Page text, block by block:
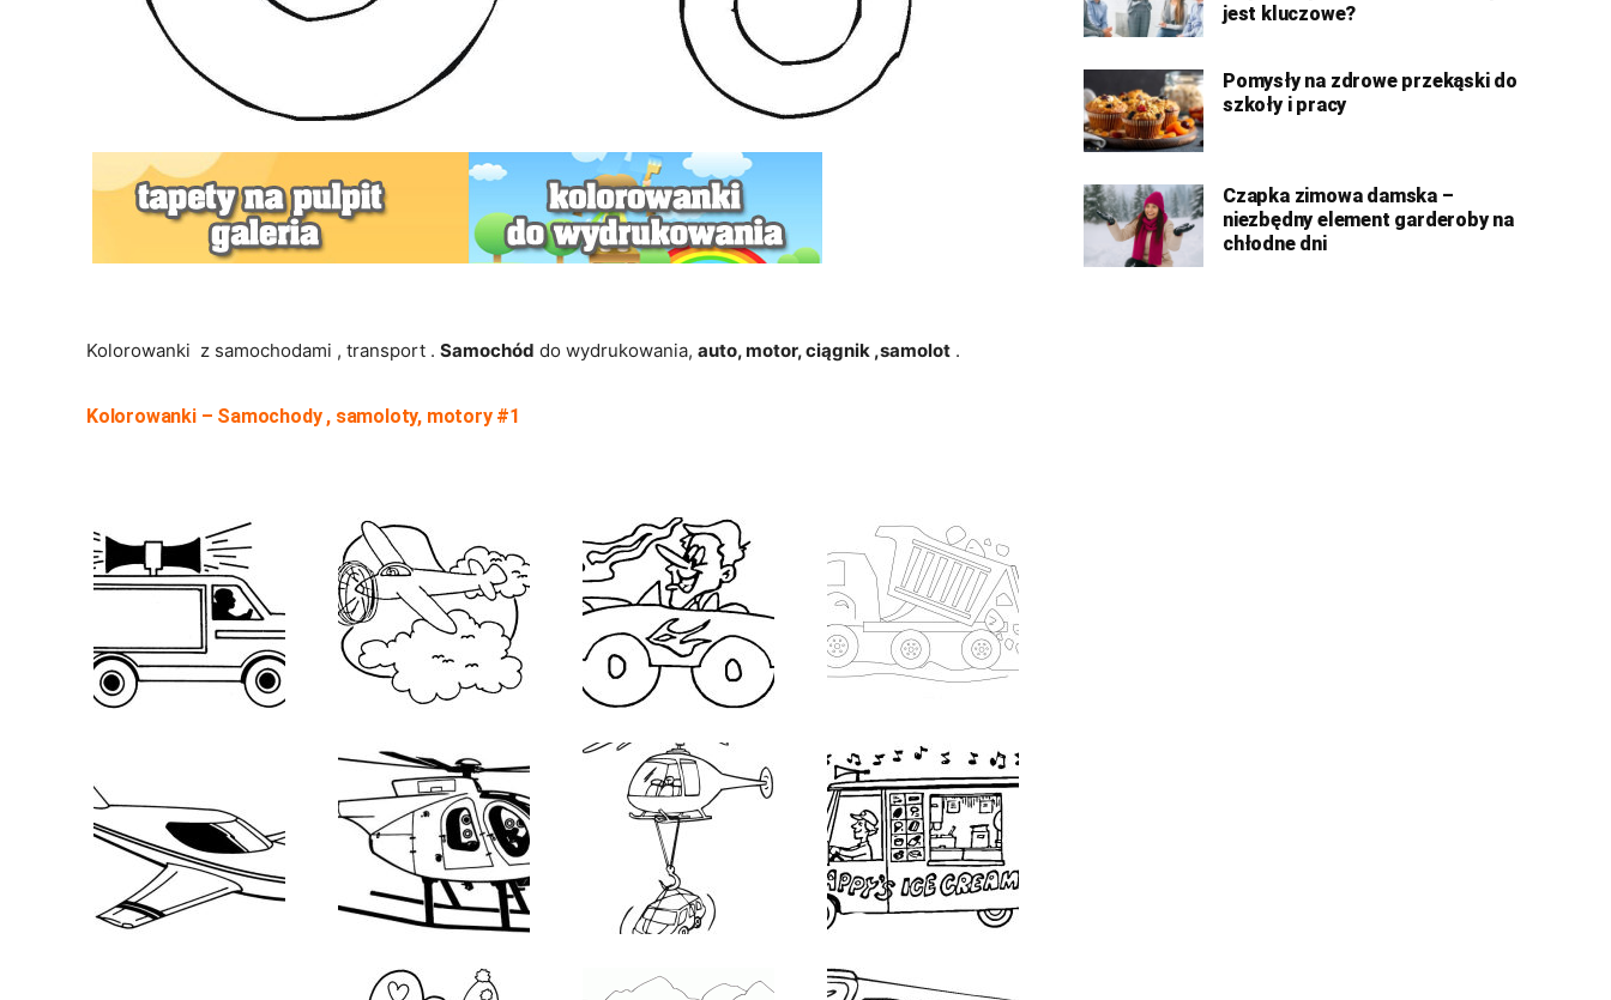
Kolorowanki z samochodami , transport . Samochód do wydrukowania, auto, motor, ciągnik ,samolot .
Kolorowanki – Samochody , samoloty, motory #1
jest kluczowe?
Pomysły na zdrowe przekąski do
szkoły i pracy
Czapka zimowa damska –
niezbędny element garderoby na
chłodne dni